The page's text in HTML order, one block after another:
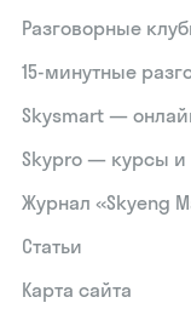
Разговорные
15‑минутные
Skysmart —
Skypro — курсы и
Журнал «Skyeng
Статьи
Карта сайта